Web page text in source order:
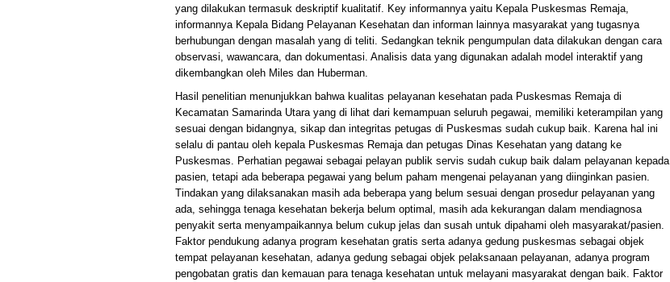
yang dilakukan termasuk deskriptif kualitatif. Key informannya yaitu Kepala Puskesmas Remaja,
informannya Kepala Bidang Pelayanan Kesehatan dan informan lainnya masyarakat yang tugasnya
berhubungan dengan masalah yang di teliti. Sedangkan teknik pengumpulan data dilakukan dengan cara
observasi, wawancara, dan dokumentasi. Analisis data yang digunakan adalah model interaktif yang
dikembangkan oleh Miles dan Huberman.
Hasil penelitian menunjukkan bahwa kualitas pelayanan kesehatan pada Puskesmas Remaja di
Kecamatan Samarinda Utara yang di lihat dari kemampuan seluruh pegawai, memiliki keterampilan yang
sesuai dengan bidangnya, sikap dan integritas petugas di Puskesmas sudah cukup baik. Karena hal ini
selalu di pantau oleh kepala Puskesmas Remaja dan petugas Dinas Kesehatan yang datang ke
Puskesmas. Perhatian pegawai sebagai pelayan publik servis sudah cukup baik dalam pelayanan kepada
pasien, tetapi ada beberapa pegawai yang belum paham mengenai pelayanan yang diinginkan pasien.
Tindakan yang dilaksanakan masih ada beberapa yang belum sesuai dengan prosedur pelayanan yang
ada, sehingga tenaga kesehatan bekerja belum optimal, masih ada kekurangan dalam mendiagnosa
penyakit serta menyampaikannya belum cukup jelas dan susah untuk dipahami oleh masyarakat/pasien.
Faktor pendukung adanya program kesehatan gratis serta adanya gedung puskesmas sebagai objek
tempat pelayanan kesehatan, adanya gedung sebagai objek pelaksanaan pelayanan, adanya program
pengobatan gratis dan kemauan para tenaga kesehatan untuk melayani masyarakat dengan baik. Faktor